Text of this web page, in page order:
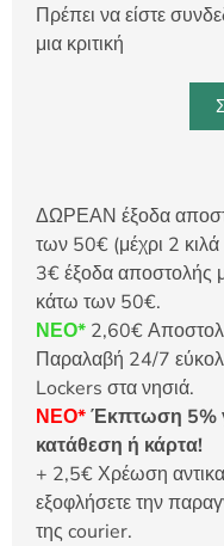
Πρέπει να είστε
μια κριτική
ΔΩΡΕΑΝ έξοδα
των 50€ (μέχρι 2 κιλά
3€ έξοδα αποστολής
κάτω των 50€.
ΝΕΟ* 2,60€
Παραλαβή 24/7
Lockers στα νησιά.
ΝΕΟ*Έκπτωση 5%
κατάθεση ή κάρτα!
+ 2,5€ Χρέωση
εξοφλήσετε την
της courier.